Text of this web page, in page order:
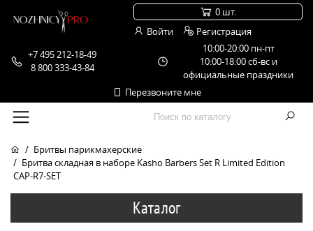
+7 495 212-18-49
8 800 333-43-84
10:00-20:00 пн-пт
10:00-18:00 сб-вс и
официальные праздники
Перезвоните мне
0 шт.
Войти
Регистрация
Бритвы парикмахерские
Бритва складная в наборе Kasho Barbers Set R Limited Edition
CAP-R7-SET
Каталог